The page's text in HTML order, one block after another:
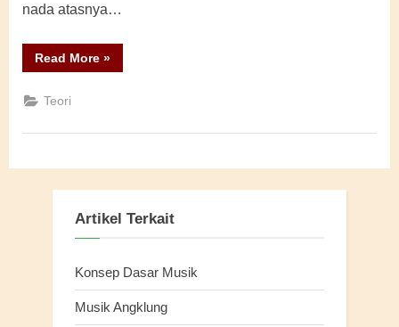
nada atasnya…
Read More“Konsep
Dasar
»
Teori
Artikel Terkait
Konsep Dasar Musik
Musik Angklung